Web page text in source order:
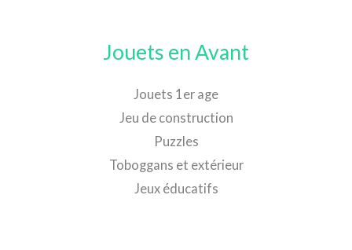
Jouets en Avant
Jouets 1er age
Jeu de construction
Puzzles
Toboggans et extérieur
Jeux éducatifs